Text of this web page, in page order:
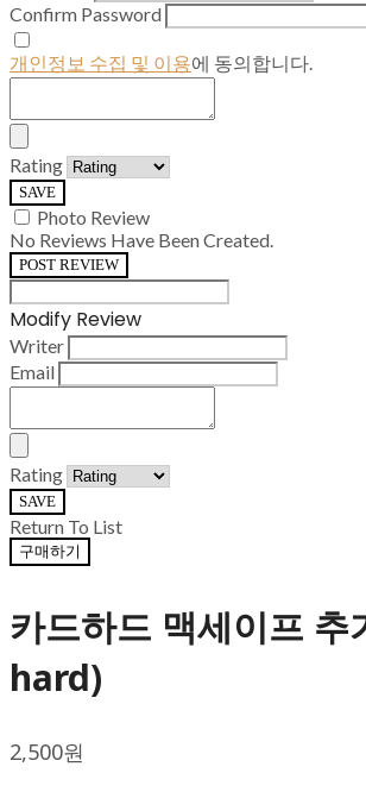
Confirm Password
개인정보 수집 및 이용에 동의합니다.
Rating
SAVE
Photo Review
No Reviews Have Been Created.
POST REVIEW
Modify Review
Writer
Email
Rating
SAVE
Return To List
구매하기
카드하드 맥세이프 추
hard)
2,500원